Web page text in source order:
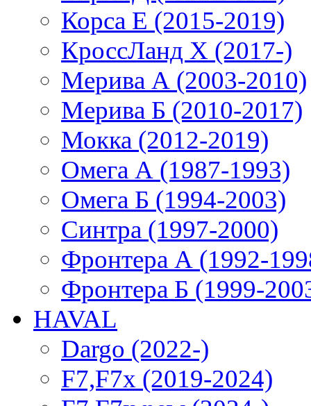
Корса E (2015-2019)
КроссЛанд X (2017-)
Мерива А (2003-2010)
Мерива Б (2010-2017)
Мокка (2012-2019)
Омега А (1987-1993)
Омега Б (1994-2003)
Синтра (1997-2000)
Фронтера А (1992-
Фронтера Б (1999-
HAVAL
Dargo (2022-)
F7,F7x (2019-2024)